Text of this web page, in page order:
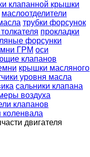
клапанной крышки
маслоотделители
трубки форсунок
прокладки
форсунки
ГРМ оси
клапанов
крышки масляного
уровня масла
сальники клапана
воздуха
клапанов
коленвала
двигателя